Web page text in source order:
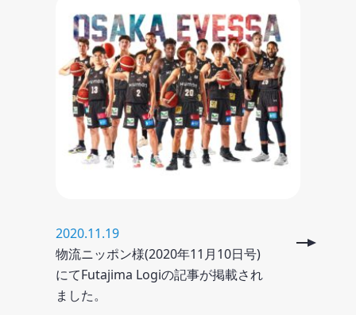
2020.11.19
物流ニッポン様(2020年11月10日号)
にてFutajima Logiの記事が掲載され
ました。